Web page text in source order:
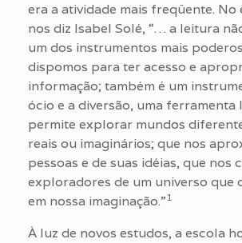
era a atividade mais freqüente. No
nos diz Isabel Solé, “… a leitura
um dos instrumentos mais
dispomos para ter acesso e
informação; também é um
ócio e a diversão, uma ferramenta
permite explorar mundos
reais ou imaginários; que nos
pessoas e de suas idéias, que nos
exploradores de um universo que
em nossa imaginação.” 1
À luz de novos estudos, a escola